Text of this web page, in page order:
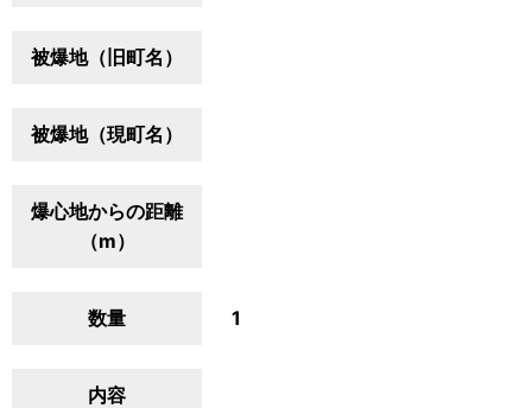
被爆地（旧町名）
被爆地（現町名）
爆心地からの距離
（m）
数量 1
内容